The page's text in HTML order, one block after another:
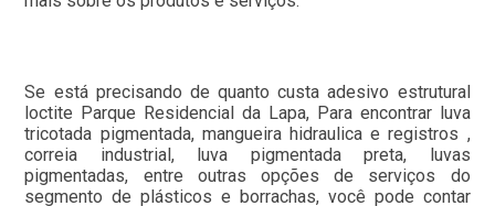
Se está precisando de quanto custa adesivo estrutural
loctite Parque Residencial da Lapa, Para encontrar luva
tricotada pigmentada, mangueira hidraulica e registros ,
correia industrial, luva pigmentada preta, luvas
pigmentadas, entre outras opções de serviços do
segmento de plásticos e borrachas, você pode contar